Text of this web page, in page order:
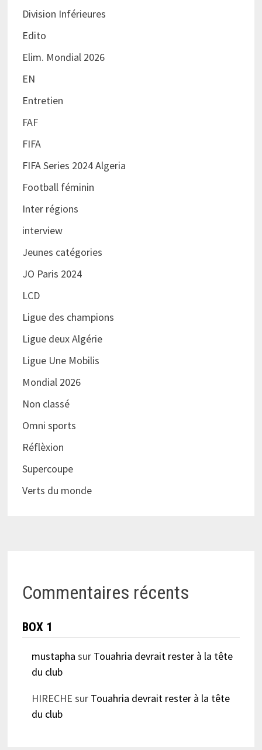
Division Inférieures
Edito
Elim. Mondial 2026
EN
Entretien
FAF
FIFA
FIFA Series 2024 Algeria
Football féminin
Inter régions
interview
Jeunes catégories
JO Paris 2024
LCD
Ligue des champions
Ligue deux Algérie
Ligue Une Mobilis
Mondial 2026
Non classé
Omni sports
Réflèxion
Supercoupe
Verts du monde
Commentaires récents
BOX 1
mustapha sur Touahria devrait rester à la tête
du club
HIRECHE sur Touahria devrait rester à la tête
du club